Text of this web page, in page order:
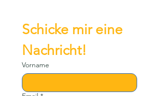
Schicke mir eine
Nachricht!
Vorname